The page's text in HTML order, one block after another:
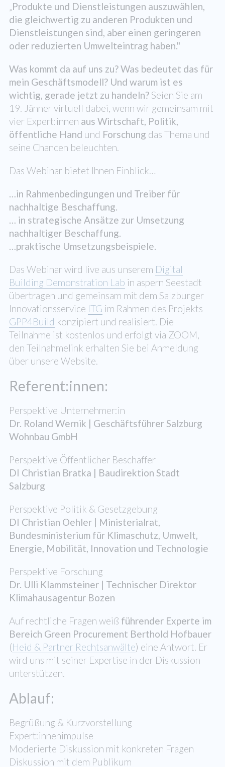
„Produkte und Dienstleistungen auszuwählen,
die gleichwertig zu anderen Produkten und
Dienstleistungen sind, aber einen geringeren
oder reduzierten Umwelteintrag haben."
Was kommt da auf uns zu? Was bedeutet das für
mein Geschäftsmodell? Und warum ist es
wichtig, gerade jetzt zu handeln? Seien Sie am
19. Jänner virtuell dabei, wenn wir gemeinsam mit
vier Expert:innen aus Wirtschaft, Politik,
öffentliche Hand und Forschung das Thema und
seine Chancen beleuchten.
Das Webinar bietet Ihnen Einblick…
…in Rahmenbedingungen und Treiber für
nachhaltige Beschaffung.
… in strategische Ansätze zur Umsetzung
nachhaltiger Beschaffung.
…praktische Umsetzungsbeispiele.
Das Webinar wird live aus unserem Digital
Building Demonstration Lab in aspern Seestadt
übertragen und gemeinsam mit dem Salzburger
Innovationsservice ITG im Rahmen des Projekts
GPP4Build konzipiert und realisiert. Die
Teilnahme ist kostenlos und erfolgt via ZOOM,
den Teilnahmelink erhalten Sie bei Anmeldung
über unsere Website.
Referent:innen:
Perspektive Unternehmer:in
Dr. Roland Wernik | Geschäftsführer Salzburg
Wohnbau GmbH
Perspektive Öffentlicher Beschaffer
DI Christian Bratka | Baudirektion Stadt
Salzburg
Perspektive Politik & Gesetzgebung
DI Christian Oehler | Ministerialrat,
Bundesministerium für Klimaschutz, Umwelt,
Energie, Mobilität, Innovation und Technologie
Perspektive Forschung
Dr. Ulli Klammsteiner | Technischer Direktor
Klimahausagentur Bozen
Auf rechtliche Fragen weiß führender Experte im
Bereich Green Procurement Berthold Hofbauer
(Heid & Partner Rechtsanwälte) eine Antwort. Er
wird uns mit seiner Expertise in der Diskussion
unterstützen.
Ablauf:
Begrüßung & Kurzvorstellung
Expert:innenimpulse
Moderierte Diskussion mit konkreten Fragen
Diskussion mit dem Publikum